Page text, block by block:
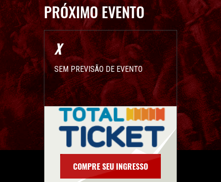
PRÓXIMO EVENTO
X
SEM PREVISÃO DE EVENTO
COMPRE SEU INGRESSO